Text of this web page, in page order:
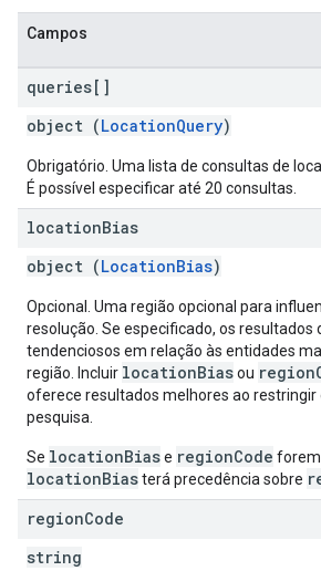
Campos
queries[]
object (LocationQuery)
Obrigatório. Uma lista de consultas de
É possível especificar até 20 consultas.
locationBias
object (LocationBias)
Opcional. Uma região opcional para
resolução. Se especificado, os resultados
tendenciosos em relação às entidades
região. Incluir locationBiasou
oferece resultados melhores ao restringir
pesquisa.
Se locationBiase regionCode forem
locationBiasterá precedência sobre
regionCode
string